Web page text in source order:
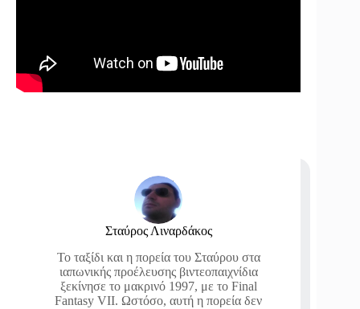
Σταύρος Λιναρδάκος
Το ταξίδι και η πορεία του Σταύρου στα
ιαπωνικής προέλευσης βιντεοπαιχνίδια
ξεκίνησε το μακρινό 1997, με το Final
Fantasy VII. Ωστόσο, αυτή η πορεία δεν